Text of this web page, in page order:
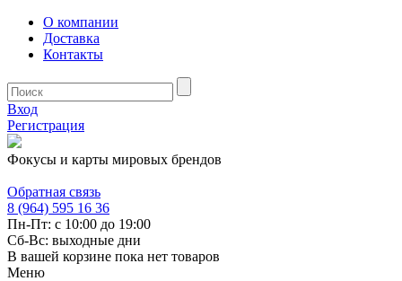
О компании
Доставка
Контакты
Вход
Регистрация
Фокусы и карты мировых брендов
Обратная связь
8 (964) 595 16 36
Пн-Пт: с 10:00 до 19:00
Сб-Вс: выходные дни
В вашей корзине пока нет товаров
Меню